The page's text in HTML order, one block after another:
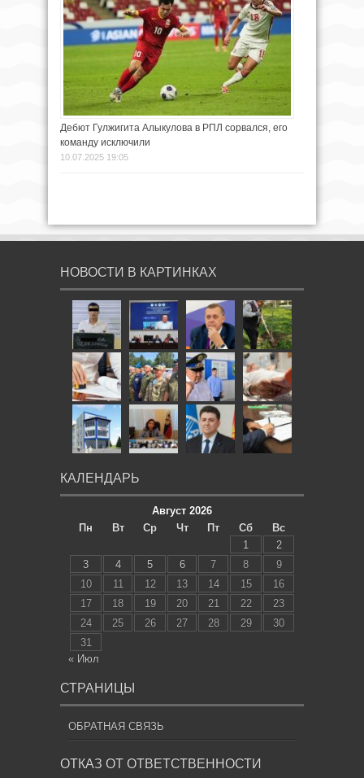
Дебют Гулжигита Алыкулова в РПЛ сорвался, его
команду исключили
10.07.2025 19:05
НОВОСТИ В КАРТИНКАХ
КАЛЕНДАРЬ
Август 2026
Пн
Вт Ср Чт Пт Сб
Вс
1
2
3
4 5 6 7 8
9
10
11 12 13 14 15
16
17
18 19 20 21 22
23
24
25 26 27 28 29
30
31
« Июл
СТРАНИЦЫ
ОБРАТНАЯ СВЯЗЬ
ОТКАЗ ОТ ОТВЕТСТВЕННОСТИ